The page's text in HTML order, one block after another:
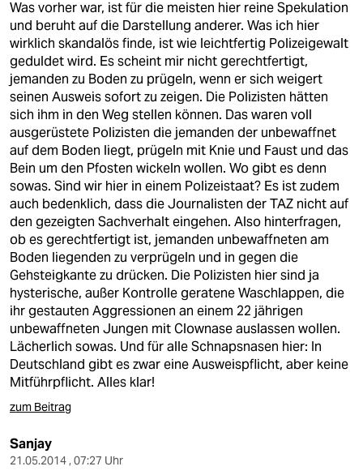
Was vorher war, ist für die meisten hier reine Spekulation
und beruht auf die Darstellung anderer. Was ich hier
wirklich skandalös finde, ist wie leichtfertig Polizeigewalt
geduldet wird. Es scheint mir nicht gerechtfertigt,
jemanden zu Boden zu prügeln, wenn er sich weigert
seinen Ausweis sofort zu zeigen. Die Polizisten hätten
sich ihm in den Weg stellen können. Das waren voll
ausgerüstete Polizisten die jemanden der unbewaffnet
auf dem Boden liegt, prügeln mit Knie und Faust und das
Bein um den Pfosten wickeln wollen. Wo gibt es denn
sowas. Sind wir hier in einem Polizeistaat? Es ist zudem
auch bedenklich, dass die Journalisten der TAZ nicht auf
den gezeigten Sachverhalt eingehen. Also hinterfragen,
ob es gerechtfertigt ist, jemanden unbewaffneten am
Boden liegenden zu verprügeln und in gegen die
Gehsteigkante zu drücken. Die Polizisten hier sind ja
hysterische, außer Kontrolle geratene Waschlappen, die
ihr gestauten Aggressionen an einem 22 jährigen
unbewaffneten Jungen mit Clownase auslassen wollen.
Lächerlich sowas. Und für alle Schnapsnasen hier: In
Deutschland gibt es zwar eine Ausweispflicht, aber keine
Mitführpflicht. Alles klar!
zum Beitrag
Sanjay
21.05.2014 , 07:27 Uhr